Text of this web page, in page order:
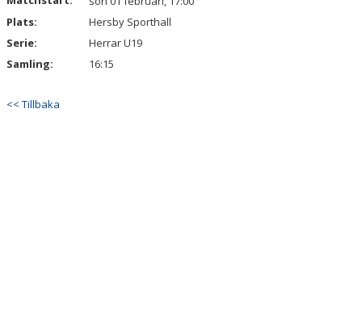
Plats:
Hersby Sporthall
Serie:
Herrar U19
Samling:
16:15
<< Tillbaka